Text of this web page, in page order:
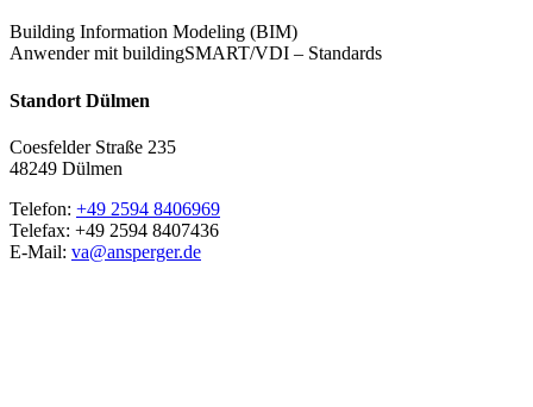
Building Information Modeling (BIM)
Anwender mit buildingSMART/VDI – Standards
Standort Dülmen
Coesfelder Straße 235
48249 Dülmen
Telefon: +49 2594 8406969
Telefax: +49 2594 8407436
E-Mail: va@ansperger.de